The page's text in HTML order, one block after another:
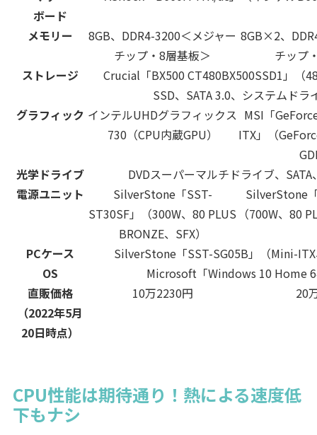
ボード
メモリー
8GB、DDR4-3200＜メジャー
チップ・8層基板＞
8GB×2、
チップ
ストレージ
Crucial「BX500 CT480BX500SSD1」（
SSD、SATA 3.0、システムドラ
グラフィック インテルUHDグラフィックス
730（CPU内蔵GPU）
MSI「
ITX」（
光学ドライブ
DVDスーパーマルチドライブ、
電源ユニット
SilverStone「SST-
ST30SF」（300W、80 PLUS
BRONZE、SFX）
SilverStone
（700W、80
PCケース
SilverStone「SST-SG05B」（Mini-
OS
Microsoft「Windows 10 Home
直販価格
（2022年5月
20日時点）
10万2230円 20
CPU性能は期待通り！熱による速度低
下もナシ